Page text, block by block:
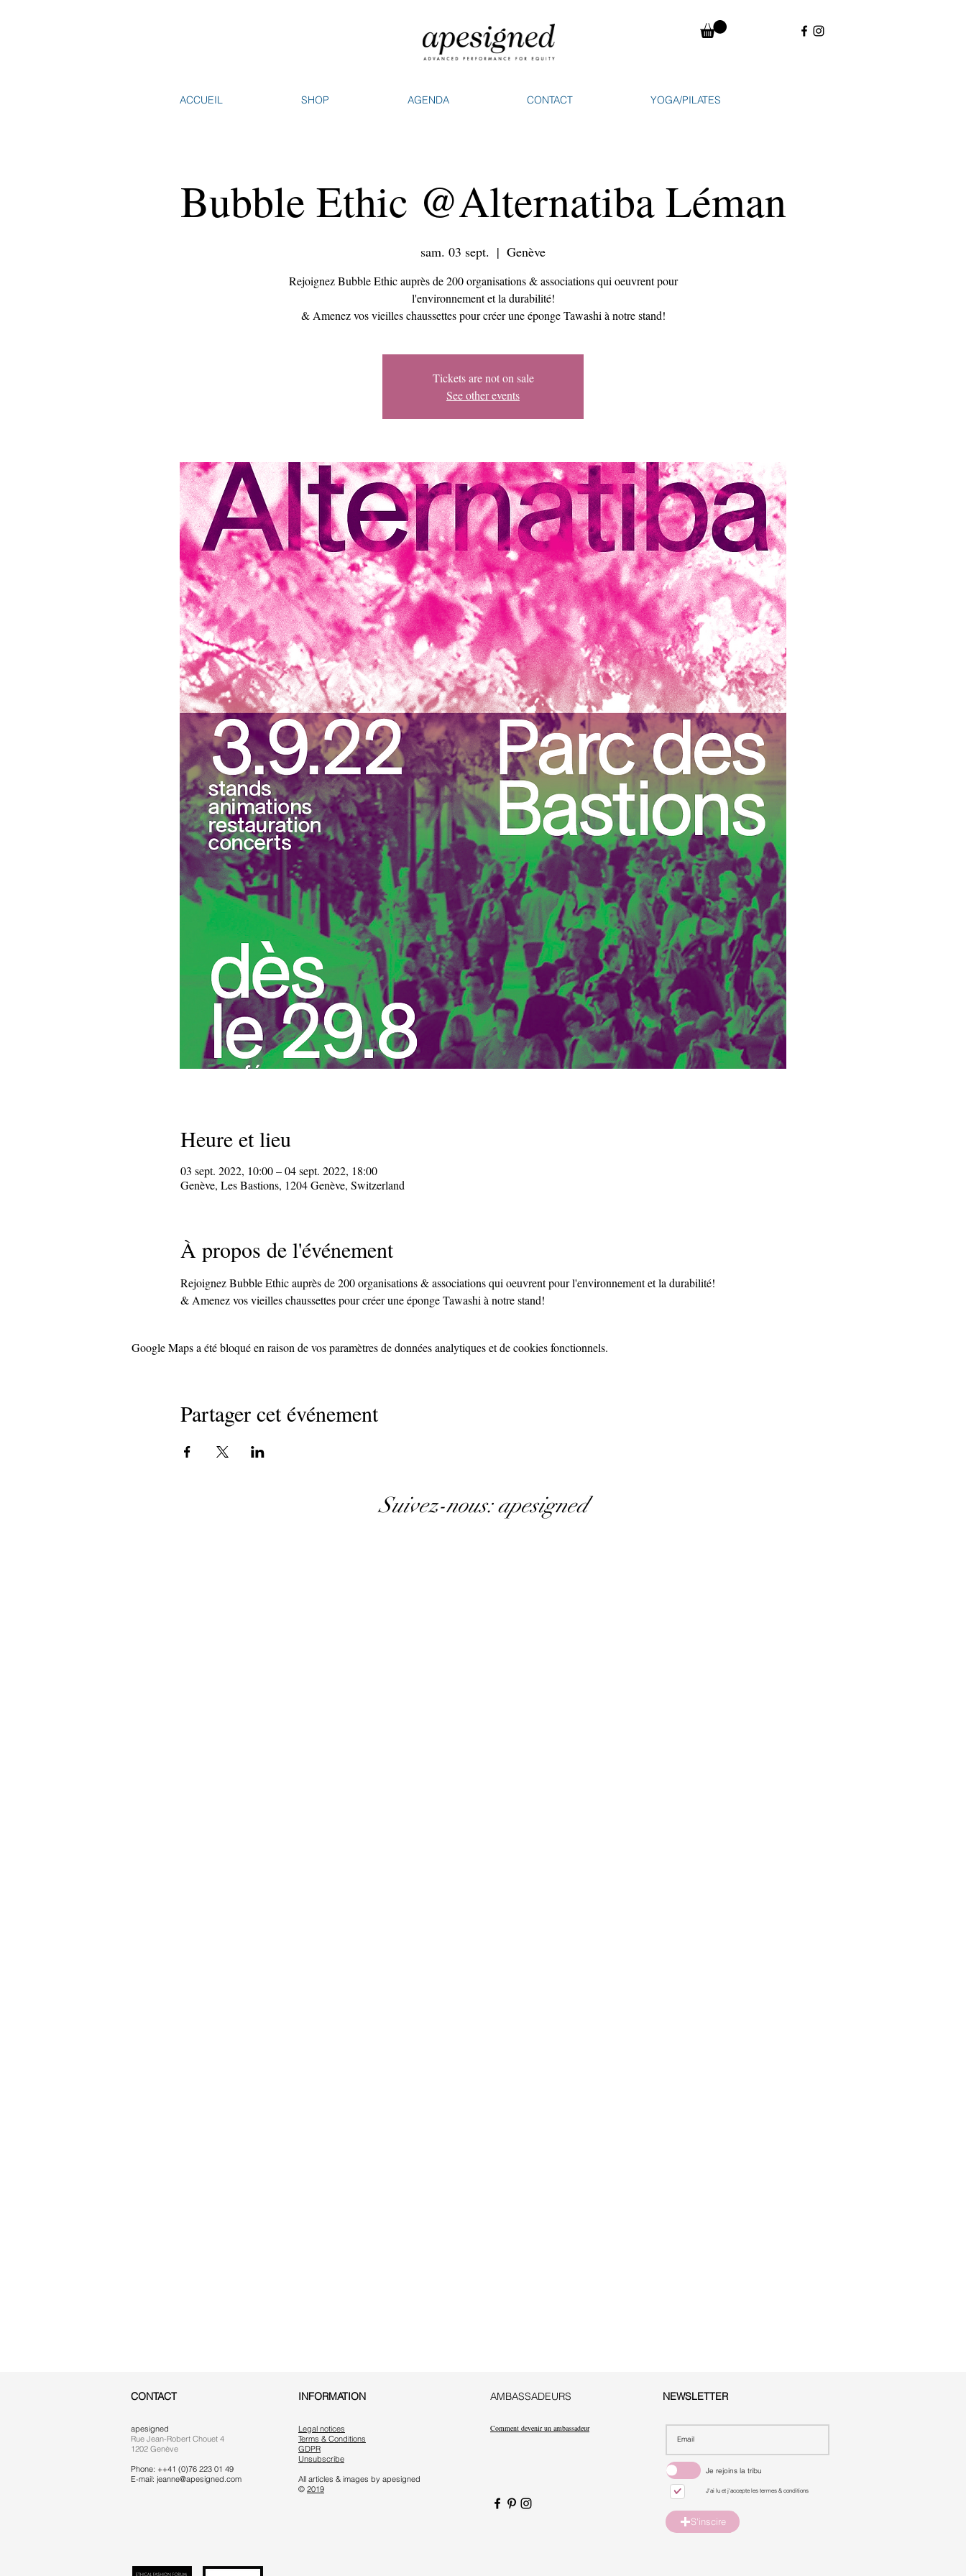
ACCUEIL SHOP AGENDA CONTACT YOGA/PILATES
Bubble Ethic @Alternatiba Léman
sam. 03 sept.
  |
Genève
Rejoignez Bubble Ethic auprès de 200 organisations & associations qui oeuvrent pour
l'environnement et la durabilité!
& Amenez vos vieilles chaussettes pour créer une éponge Tawashi à notre stand!
Tickets are not on sale
See other events
Heure et lieu
03 sept. 2022, 10:00 – 04 sept. 2022, 18:00
Genève, Les Bastions, 1204 Genève, Switzerland
À propos de l'événement
Rejoignez Bubble Ethic auprès de 200 organisations & associations qui oeuvrent pour l'environnement et la durabilité!
& Amenez vos vieilles chaussettes pour créer une éponge Tawashi à notre stand!
Google Maps a été bloqué en raison de vos paramètres de données analytiques et de cookies fonctionnels.
Partager cet événement
Suivez-nous: apesigned
CONTACT
apesigned
Rue Jean-Robert Chouet 4
1202 Genève
Phone: ++41 (0)76 223 01 49
E-mail: jeanne@apesigned.com
INFORMATION
Legal notices
Terms & Conditions
GDPR
Unsubscribe
All articles & images by apesigned
© 2019
AMBASSADEURS
Comment devenir un ambassadeur
NEWSLETTER
J'ai lu et j'accepte les termes & conditions
Je rejoins la tribu
S'inscire